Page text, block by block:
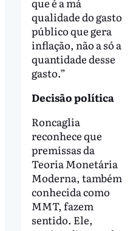
qualidade do gasto
público que gera
inflação, não a só a
quantidade desse
gasto.”
Decisão política
Roncaglia
reconhece que
premissas da
Teoria Monetária
Moderna, também
conhecida como
MMT, fazem
sentido. Ele,